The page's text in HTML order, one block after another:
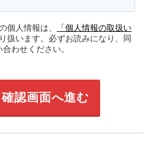
個人情報は、
「個人情報の取扱い
扱います。必ずお読みになり、同
わせください。
認画面へ進む